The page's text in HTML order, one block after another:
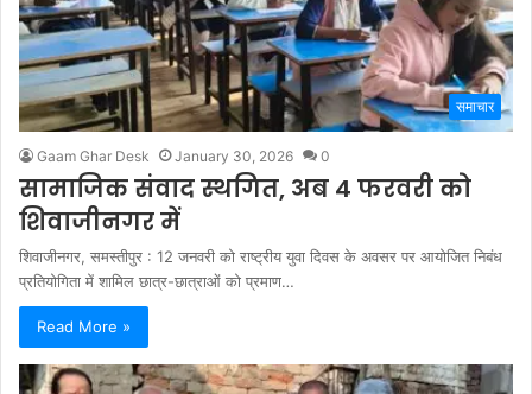
समाचार
Gaam Ghar Desk January 30, 2026 0
सामाजिक संवाद स्थगित, अब 4 फरवरी को
शिवाजीनगर में
शिवाजीनगर, समस्तीपुर : 12 जनवरी को राष्ट्रीय युवा दिवस के अवसर पर आयोजित निबंध
प्रतियोगिता में शामिल छात्र-छात्राओं को प्रमाण…
Read More »